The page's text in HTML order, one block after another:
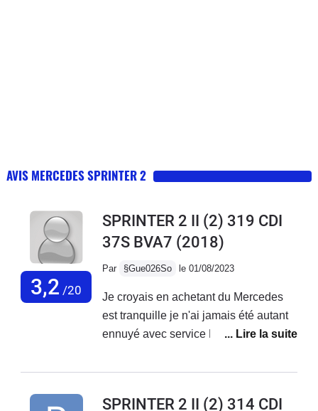
AVIS MERCEDES SPRINTER 2
3,2 /20
SPRINTER 2 II (2) 319 CDI
37S BVA7 (2018)
Par §Gue026So le 01/08/2023
Je croyais en achetant du Mercedes
est tranquille je n'ai jamais été autant
ennuyé avec service Mercedes France
je reste avec mes problèmes sur le
mois avec 20000 kmBatterie qui a
SPRINTER 2 II (2) 314 CDI